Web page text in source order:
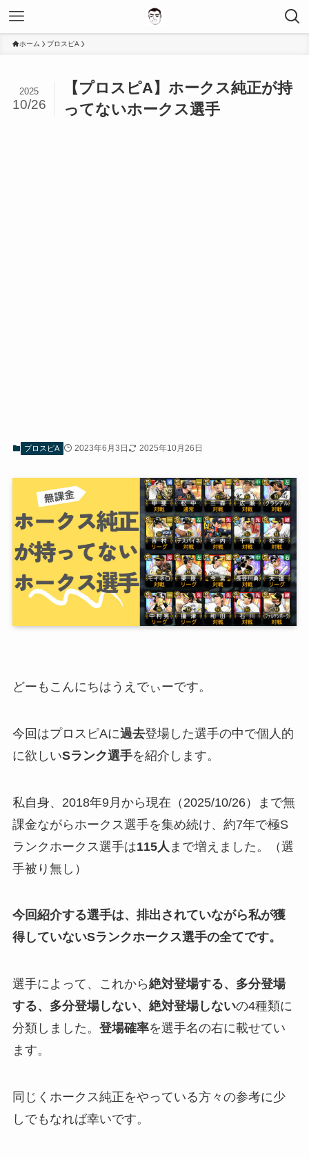
ホーム プロスピA
【プロスピA】ホークス純正が持
ってないホークス選手
2025
10/26
プロスピA 2023年6月3日 2025年10月26日
どーもこんにちはうえでぃーです。
今回はプロスピAに過去登場した選手の中で個人的
に欲しいSランク選手を紹介します。
私自身、2018年9月から現在（2025/10/26）まで無
課金ながらホークス選手を集め続け、約7年で極S
ランクホークス選手は115人 まで増えました。（選
手被り無し）
今回紹介する選手は、排出されていながら私が獲
得していないSランクホークス選手の全てです。
選手によって、これから絶対登場する、多分登場
する、多分登場しない、絶対登場しないの4種類に
分類しました。 登場確率を選手名の右に載せてい
ます。
同じくホークス純正をやっている方々の参考に少
しでもなれば幸いです。